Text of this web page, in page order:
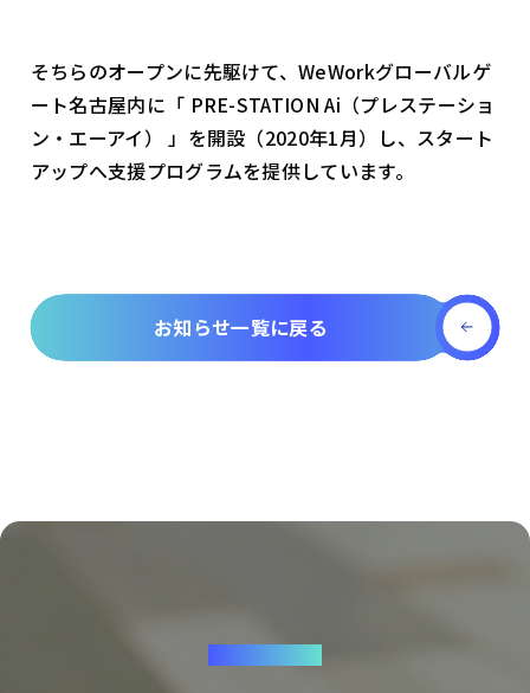
そちらのオープンに先駆けて、WeWorkグローバルゲ
ート名古屋内に「 PRE-STATION Ai（プレステーショ
ン・エーアイ） 」を開設（2020年1月）し、スタート
アップへ支援プログラムを提供しています。
お知らせ一覧に戻る